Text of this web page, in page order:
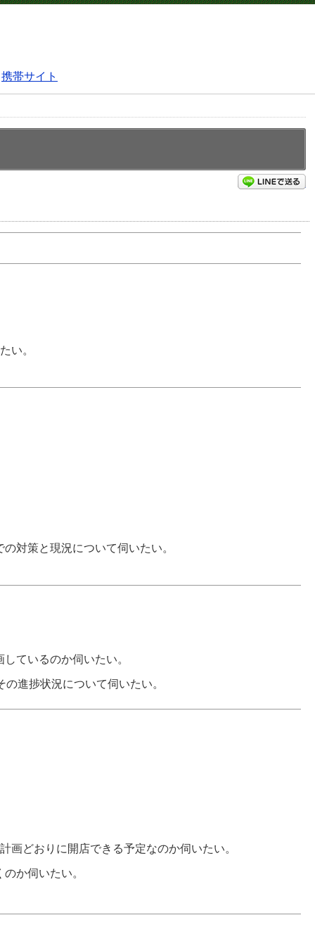
携帯サイト
い。
対策と現況について伺いたい。
ているのか伺いたい。
進捗状況について伺いたい。
画どおりに開店できる予定なのか伺いたい。
か伺いたい。